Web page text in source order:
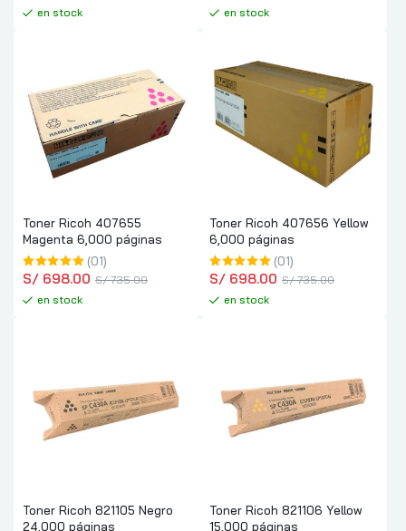
en stock en stock
Toner Ricoh 407655
Magenta 6,000 páginas
(01)
S/ 735.00
S/ 698.00
en stock
Toner Ricoh 407656 Yellow
6,000 páginas
(01)
S/ 735.00
S/ 698.00
en stock
Toner Ricoh 821105 Negro
24,000 páginas
Toner Ricoh 821106 Yellow
15,000 páginas